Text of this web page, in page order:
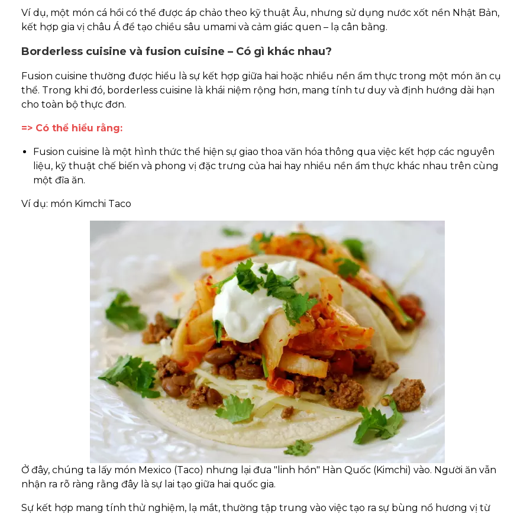
Ví dụ, một món cá hồi có thể được áp chảo theo kỹ thuật Âu, nhưng sử dụng nước xốt nền Nhật Bản,
kết hợp gia vị châu Á để tạo chiều sâu umami và cảm giác quen – lạ cân bằng.
Borderless cuisine và fusion cuisine – Có gì khác nhau?
Fusion cuisine thường được hiểu là sự kết hợp giữa hai hoặc nhiều nền ẩm thực trong một món ăn cụ
thể. Trong khi đó, borderless cuisine là khái niệm rộng hơn, mang tính tư duy và định hướng dài hạn
cho toàn bộ thực đơn.
=> Có thể hiểu rằng:
Fusion cuisine là một hình thức thể hiện sự giao thoa văn hóa thông qua việc kết hợp các nguyên
liệu, kỹ thuật chế biến và phong vị đặc trưng của hai hay nhiều nền ẩm thực khác nhau trên cùng
một đĩa ăn.
Ví dụ: món Kimchi Taco
Ở đây, chúng ta lấy món Mexico (Taco) nhưng lại đưa "linh hồn" Hàn Quốc (Kimchi) vào. Người ăn vẫn
nhận ra rõ ràng rằng đây là sự lai tạo giữa hai quốc gia.
Sự kết hợp mang tính thử nghiệm, lạ mắt, thường tập trung vào việc tạo ra sự bùng nổ hương vị từ